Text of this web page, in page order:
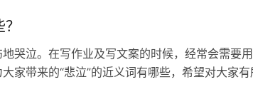
哭泣。在写作业及写文案的时候，经常会需要
家带来的“悲泣”的近义词有哪些，希望对大家有